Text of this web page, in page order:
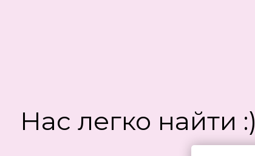
Нас легко найти :)